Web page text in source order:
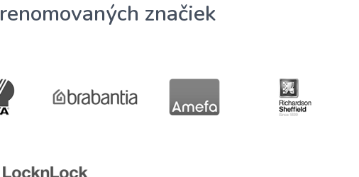
renomovaných značiek